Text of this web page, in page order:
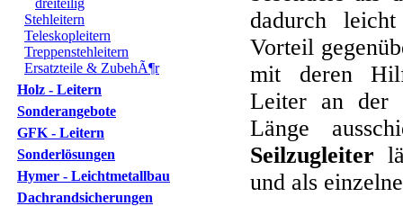
dreiteilig
Stehleitern
Teleskopleitern
Treppenstehleitern
Ersatzteile & ZubehÃ¶r
Holz - Leitern
Sonderangebote
GFK - Leitern
Sonderlösungen
Hymer - Leichtmetallbau
Dachrandsicherungen
dadurch
Vorteil
mit deren
Leiter an der
Länge
Seilzugleiter
und als